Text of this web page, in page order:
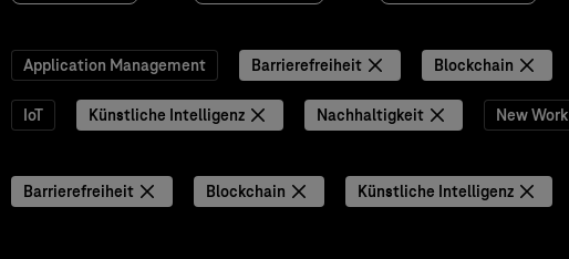
Application Management Barrierefreiheit Blockchain
IoT Künstliche Intelligenz Nachhaltigkeit New Work
Barrierefreiheit Blockchain Künstliche Intelligenz